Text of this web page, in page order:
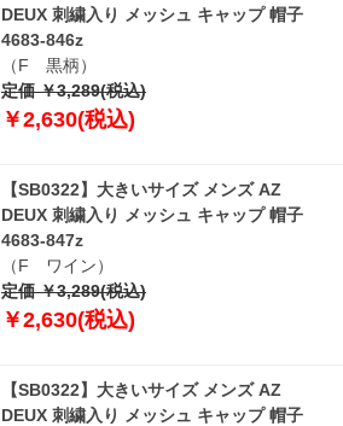
DEUX 刺繍入り メッシュ キャップ 帽子
4683-846z
（F 黒柄）
定価 ￥3,289(税込)
￥2,630(税込)
【SB0322】大きいサイズ メンズ AZ
DEUX 刺繍入り メッシュ キャップ 帽子
4683-847z
（F ワイン）
定価 ￥3,289(税込)
￥2,630(税込)
【SB0322】大きいサイズ メンズ AZ
DEUX 刺繍入り メッシュ キャップ 帽子